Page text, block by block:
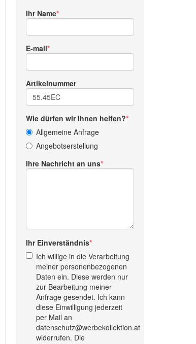
Ihr Name
E-mail
Artikelnummer
Wie dürfen wir Ihnen helfen?
Allgemeine Anfrage
Angebotserstellung
Ihre Nachricht an uns
Ihr Einverständnis
Ich willige in die Verarbeitung
meiner personenbezogenen
Daten ein. Diese werden nur
zur Bearbeitung meiner
Anfrage gesendet. Ich kann
diese Einwilligung jederzeit
per Mail an
datenschutz@werbekollektion.at
widerrufen. Die